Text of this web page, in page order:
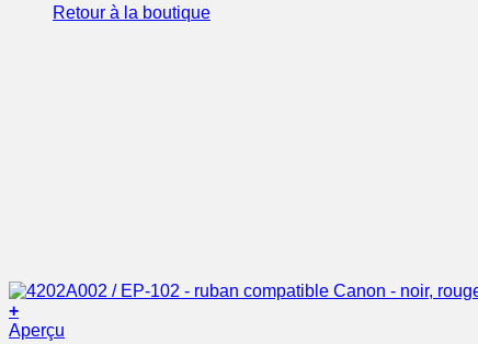
Retour à la boutique
+
Aperçu